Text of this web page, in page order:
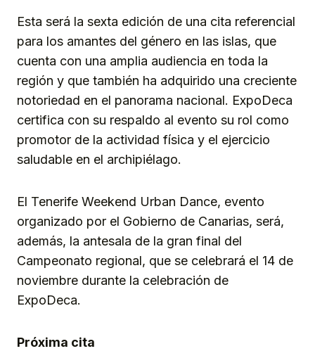
Esta será la sexta edición de una cita referencial
para los amantes del género en las islas, que
cuenta con una amplia audiencia en toda la
región y que también ha adquirido una creciente
notoriedad en el panorama nacional. ExpoDeca
certifica con su respaldo al evento su rol como
promotor de la actividad física y el ejercicio
saludable en el archipiélago.
El Tenerife Weekend Urban Dance, evento
organizado por el Gobierno de Canarias, será,
además, la antesala de la gran final del
Campeonato regional, que se celebrará el 14 de
noviembre durante la celebración de
ExpoDeca.
Próxima cita